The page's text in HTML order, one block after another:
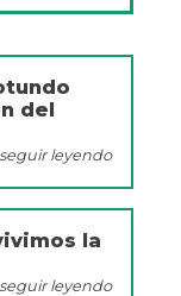
del
seguir leyendo
la
seguir leyendo